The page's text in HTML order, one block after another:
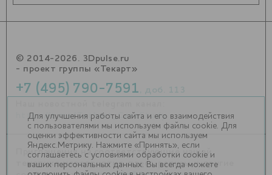
© 2014-2026. 3Dpulse.ru
- проект группы «Текарт»
+7 (495) 790-7591
https://t.me/Techart_CaseStudy
Приглашения на соответствующие нашей
тематике мероприятия, пресс-релизы и другие
Для улучшения работы сайта и его взаимодействия
с пользователями мы используем файлы cookie. Для
оценки эффективности сайта мы используем
Яндекс.Метрику. Нажмите «Принять», если
соглашаетесь с условиями обработки cookie и
ваших персональных данных. Вы всегда можете